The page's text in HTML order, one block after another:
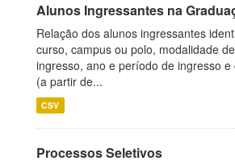
Alunos Ingressantes na
Relação dos alunos ingressantes
curso, campus ou polo, modalidade
ingresso, ano e período de ingresso e
(a partir de...
CSV
Processos Seletivos